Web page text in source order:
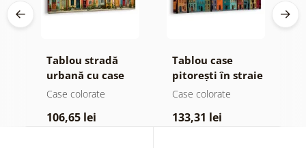
Tablou stradă
urbană cu case
Case colorate
106,65 lei
Tablou case
pitorești în straie
de toamnă
Case colorate
133,31 lei